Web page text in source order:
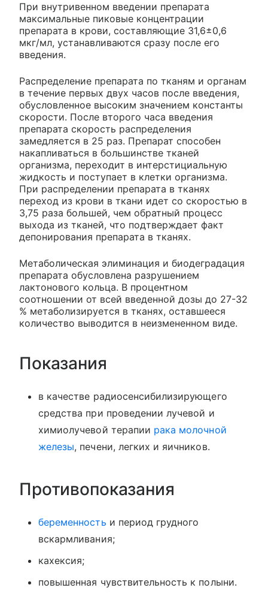
При внутривенном введении препарата
максимальные пиковые концентрации
препарата в крови, составляющие 31,6±0,6
мкг/мл, устанавливаются сразу после его
введения.
Распределение препарата по тканям и органам
в течение первых двух часов после введения,
обусловленное высоким значением константы
скорости. После второго часа введения
препарата скорость распределения
замедляется в 25 раз. Препарат способен
накапливаться в большинстве тканей
организма, переходит в интерстициальную
жидкость и поступает в клетки организма.
При распределении препарата в тканях
переход из крови в ткани идет со скоростью в
3,75 раза большей, чем обратный процесс
выхода из тканей, что подтверждает факт
депонирования препарата в тканях.
Метаболическая элиминация и биодеградация
препарата обусловлена разрушением
лактонового кольца. В процентном
соотношении от всей введенной дозы до 27-32
% метаболизируется в тканях, оставшееся
количество выводится в неизмененном виде.
Показания
в качестве радиосенсибилизирующего
средства при проведении лучевой и
химиолучевой терапии рака молочной
железы, печени, легких и яичников.
Противопоказания
беременность и период грудного
вскармливания;
кахексия;
повышенная чувствительность к полыни.